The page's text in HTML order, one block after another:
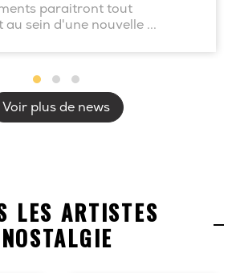
paraitront tout
sein d'une nouvelle ...
Voir plus de news
LES ARTISTES
NOSTALGIE